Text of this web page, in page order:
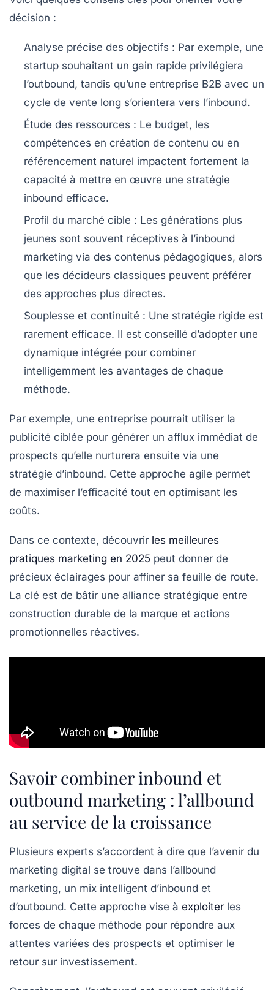
décision :
Analyse précise des objectifs : Par exemple, une
startup souhaitant un gain rapide privilégiera
l’outbound, tandis qu’une entreprise B2B avec un
cycle de vente long s’orientera vers l’inbound.
Étude des ressources : Le budget, les
compétences en création de contenu ou en
référencement naturel impactent fortement la
capacité à mettre en œuvre une stratégie
inbound efficace.
Profil du marché cible : Les générations plus
jeunes sont souvent réceptives à l’inbound
marketing via des contenus pédagogiques, alors
que les décideurs classiques peuvent préférer
des approches plus directes.
Souplesse et continuité : Une stratégie rigide est
rarement efficace. Il est conseillé d’adopter une
dynamique intégrée pour combiner
intelligemment les avantages de chaque
méthode.
Par exemple, une entreprise pourrait utiliser la
publicité ciblée pour générer un afflux immédiat de
prospects qu’elle nurturera ensuite via une
stratégie d’inbound. Cette approche agile permet
de maximiser l’efficacité tout en optimisant les
coûts.
Dans ce contexte, découvrir les meilleures
pratiques marketing en 2025 peut donner de
précieux éclairages pour affiner sa feuille de route.
La clé est de bâtir une alliance stratégique entre
construction durable de la marque et actions
promotionnelles réactives.
Savoir combiner inbound et
outbound marketing : l’allbound
au service de la croissance
Plusieurs experts s’accordent à dire que l’avenir du
marketing digital se trouve dans l’allbound
marketing, un mix intelligent d’inbound et
d’outbound. Cette approche vise à exploiter les
forces de chaque méthode pour répondre aux
attentes variées des prospects et optimiser le
retour sur investissement.